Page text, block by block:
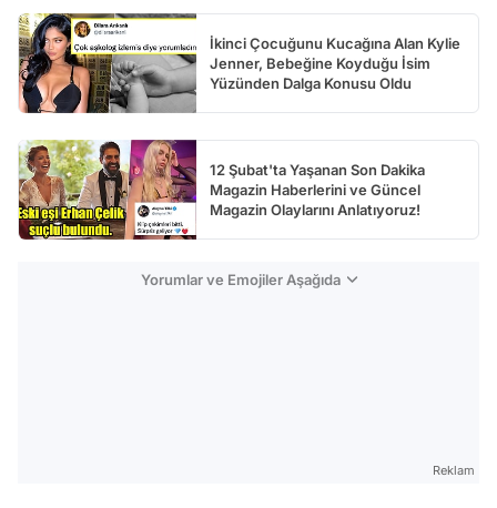
İkinci Çocuğunu Kucağına Alan Kylie
Jenner, Bebeğine Koyduğu İsim
Yüzünden Dalga Konusu Oldu
12 Şubat'ta Yaşanan Son Dakika
Magazin Haberlerini ve Güncel
Magazin Olaylarını Anlatıyoruz!
Yorumlar ve Emojiler Aşağıda
Reklam